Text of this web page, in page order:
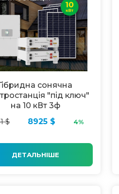
сонячна
"під ключ"
на 10 кВт 3ф
$
8925 $ 4%
ДЕТАЛЬНІШЕ